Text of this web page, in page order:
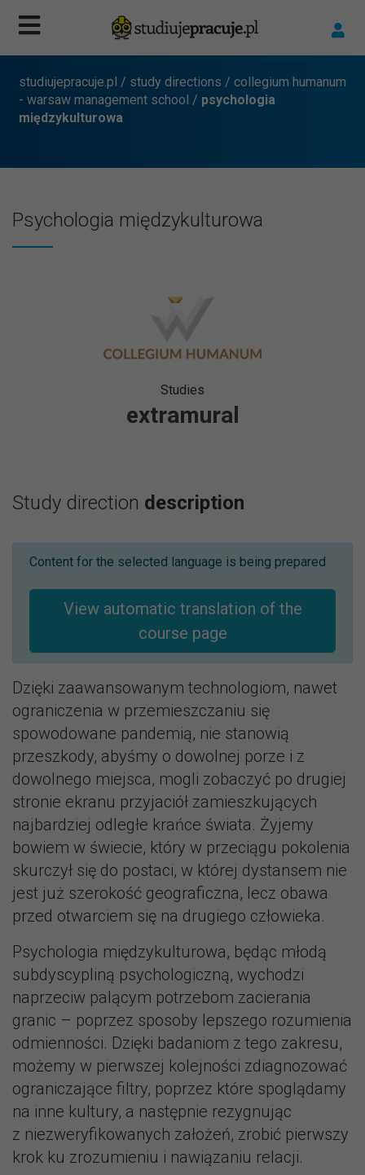
studiujepracuje.pl / study directions / collegium humanum
- warsaw management school / psychologia
międzykulturowa
Psychologia międzykulturowa
Studies
extramural
Study direction description
Content for the selected language is being prepared
View automatic translation of the
course page
Dzięki zaawansowanym technologiom, nawet
ograniczenia w przemieszczaniu się
spowodowane pandemią, nie stanowią
przeszkody, abyśmy o dowolnej porze i z
dowolnego miejsca, mogli zobaczyć po drugiej
stronie ekranu przyjaciół zamieszkujących
najbardziej odległe krańce świata. Żyjemy
bowiem w świecie, który w przeciągu pokolenia
skurczył się do postaci, w której dystansem nie
jest już szerokość geograficzna, lecz obawa
przed otwarciem się na drugiego człowieka.
Psychologia międzykulturowa, będąc młodą
subdyscypliną psychologiczną, wychodzi
naprzeciw palącym potrzebom zacierania
granic – poprzez sposoby lepszego rozumienia
odmienności. Dzięki badaniom z tego zakresu,
możemy w pierwszej kolejności zdiagnozować
ograniczające filtry, poprzez które spoglądamy
na inne kultury, a następnie rezygnując
z niezweryfikowanych założeń, zrobić pierwszy
krok ku zrozumieniu i nawiązaniu relacji.